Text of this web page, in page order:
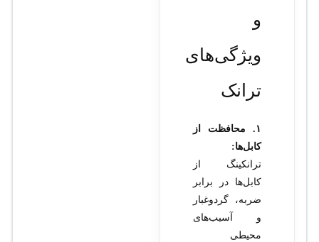
و
ویژگی‌های
ترانک
۱. محافظت از
کابل‌ها:
ترانکینگ از
کابل‌ها در برابر
ضربه، گردوغبار
و آسیب‌های
محیطی